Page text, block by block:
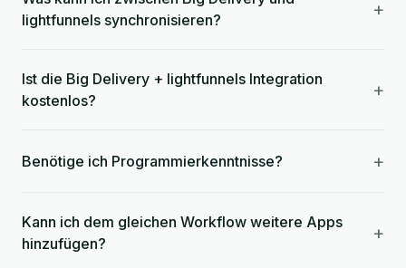
lightfunnels synchronisieren?
+
Ist die Big Delivery + lightfunnels Integration
kostenlos?
+
Benötige ich Programmierkenntnisse? +
Kann ich dem gleichen Workflow weitere Apps
hinzufügen?
+